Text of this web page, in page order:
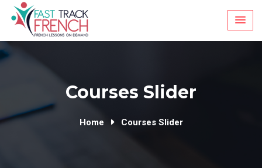
Skip
Courses Slider
Home Courses Slider